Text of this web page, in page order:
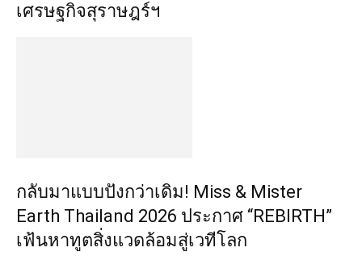
เศรษฐกิจสุราษฎร์ฯ
กลับมาแบบปังกว่าเดิม! Miss & Mister
Earth Thailand 2026 ประกาศ “REBIRTH”
เฟ้นหาทูตสิ่งแวดล้อมสู่เวทีโลก